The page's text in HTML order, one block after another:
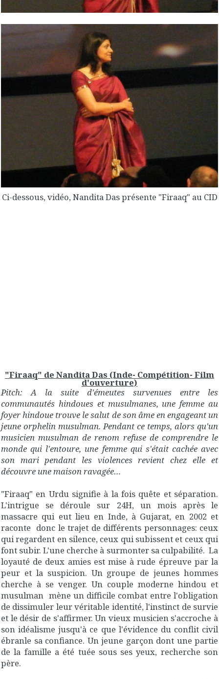
Ci-dessous, vidéo, Nandita Das présente "Firaaq" au CID
"Firaaq" de Nandita Das (Inde- Compétition- Film
d'ouverture)
Pitch: A la suite d'émeutes survenues entre les
communautés hindoues et musulmanes, une femme au
foyer hindoue trouve le salut de son âme en engageant un
jeune orphelin musulman. Pendant ce temps, alors qu'un
musicien musulman de renom refuse de comprendre le
monde qui l'entoure, une femme qui s'était cachée avec
son mari pendant les violences revient chez elle et
découvre une maison ravagée…
"Firaaq" en Urdu signifie à la fois quête et séparation.
L'intrigue se déroule sur 24H, un mois après le
massacre qui eut lieu en Inde, à Gujarat, en 2002 et
raconte donc le trajet de différents personnages: ceux
qui regardent en silence, ceux qui subissent et ceux qui
font subir. L'une cherche à surmonter sa culpabilité. La
loyauté de deux amies est mise à rude épreuve par la
peur et la suspicion. Un groupe de jeunes hommes
cherche à se venger. Un couple moderne hindou et
musulman mène un difficile combat entre l'obligation
de dissimuler leur véritable identité, l'instinct de survie
et le désir de s'affirmer. Un vieux musicien s'accroche à
son idéalisme jusqu'à ce que l'évidence du conflit civil
ébranle sa confiance. Un jeune garçon dont une partie
de la famille a été tuée sous ses yeux, recherche son
père.